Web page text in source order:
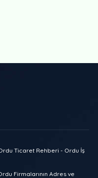
Ticaret Rehberi - Ordu İş
Firmalarının Adres ve